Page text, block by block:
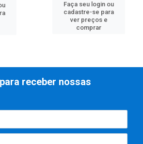
Faça seu login ou
cadastre-se para
ver preços e
comprar
receber nossas